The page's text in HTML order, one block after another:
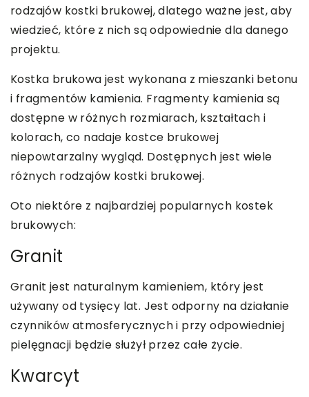
rodzajów kostki brukowej, dlatego ważne jest, aby
wiedzieć, które z nich są odpowiednie dla danego
projektu.
Kostka brukowa jest wykonana z mieszanki betonu
i fragmentów kamienia. Fragmenty kamienia są
dostępne w różnych rozmiarach, kształtach i
kolorach, co nadaje kostce brukowej
niepowtarzalny wygląd. Dostępnych jest wiele
różnych rodzajów kostki brukowej.
Oto niektóre z najbardziej popularnych kostek
brukowych:
Granit
Granit jest naturalnym kamieniem, który jest
używany od tysięcy lat. Jest odporny na działanie
czynników atmosferycznych i przy odpowiedniej
pielęgnacji będzie służył przez całe życie.
Kwarcyt